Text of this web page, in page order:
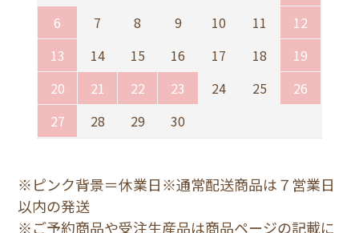
6
7 8 9 10 11
12
13
14 15 16 17 18
19
20
21 22 23 24 25
26
27
28 29 30
※ピンク背景＝休業日※通常配送商品は７営業日
以内の発送
※ご予約商品や受注生産品は商品ページの記載に